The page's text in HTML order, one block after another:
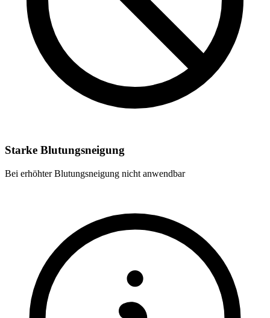
Starke Blutungsneigung
Bei erhöhter Blutungsneigung nicht anwendbar